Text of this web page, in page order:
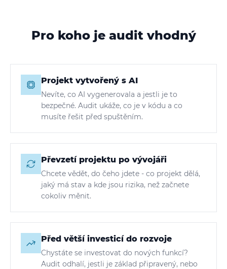
Pro koho je audit vhodný
Projekt vytvořený s AI
Nevíte, co AI vygenerovala a jestli je to
bezpečné. Audit ukáže, co je v kódu a co
musíte řešit před spuštěním.
Převzetí projektu po vývojáři
Chcete vědět, do čeho jdete - co projekt dělá,
jaký má stav a kde jsou rizika, než začnete
cokoliv měnit.
Před větší investicí do rozvoje
Chystáte se investovat do nových funkcí?
Audit odhalí, jestli je základ připravený, nebo